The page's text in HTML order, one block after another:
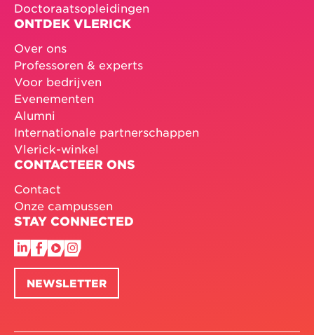
Doctoraatsopleidingen
ONTDEK VLERICK
Over ons
Professoren & experts
Voor bedrijven
Evenementen
Alumni
Internationale partnerschappen
Vlerick-winkel
CONTACTEER ONS
Contact
Onze campussen
STAY CONNECTED
NEWSLETTER